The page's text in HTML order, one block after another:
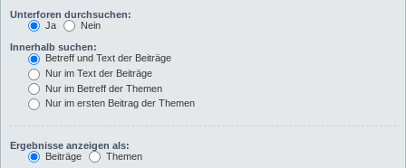
Unterforen durchsuchen:
Ja
Nein
Innerhalb suchen:
Betreff und Text der Beiträge
Nur im Text der Beiträge
Nur im Betreff der Themen
Nur im ersten Beitrag der Themen
Ergebnisse anzeigen als:
Beiträge
Themen